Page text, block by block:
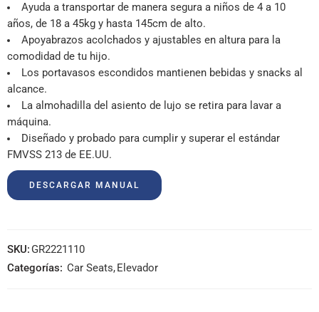
Ayuda a transportar de manera segura a niños de 4 a 10
años, de 18 a 45kg y hasta 145cm de alto.
Apoyabrazos acolchados y ajustables en altura para la
comodidad de tu hijo.
Los portavasos escondidos mantienen bebidas y snacks al
alcance.
La almohadilla del asiento de lujo se retira para lavar a
máquina.
Diseñado y probado para cumplir y superar el estándar
FMVSS 213 de EE.UU.
DESCARGAR MANUAL
SKU: GR2221110
Categorías: Car Seats, Elevador